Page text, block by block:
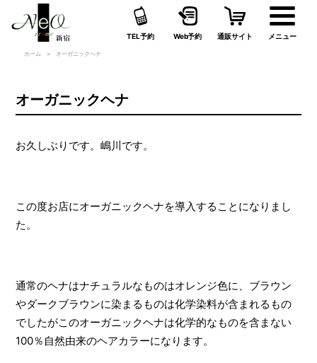
メニュー
通販サイト
Web予約
TEL予約
ホーム オーガニックヘナ
オーガニックヘナ
お久しぶりです。嶋川です。
この度お店にオーガニックヘナを導入することになりまし
た。
通常のヘナはナチュラルなものはオレンジ色に、ブラウン
やダークブラウンに染まるものは化学染料が含まれるもの
でしたがこのオーガニックヘナは化学的なものを含まない
100％自然由来のヘアカラーになります。